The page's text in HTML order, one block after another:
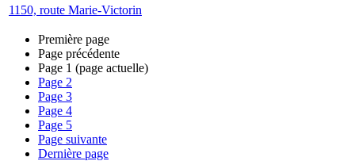
1150, route Marie-Victorin
Première page
Page précédente
Page 1 (page actuelle)
Page 2
Page 3
Page 4
Page 5
Page suivante
Dernière page